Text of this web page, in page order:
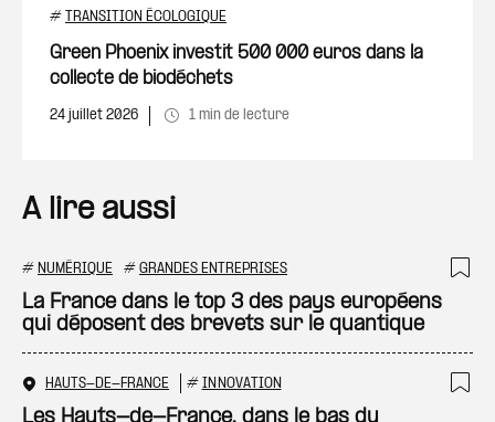
# TRANSITION ÉCOLOGIQUE
Green Phoenix investit 500 000 euros dans la
collecte de biodéchets
24 juillet 2026 1 min de lecture
A lire aussi
# NUMÉRIQUE # GRANDES ENTREPRISES
La France dans le top 3 des pays européens
qui déposent des brevets sur le quantique
HAUTS-DE-FRANCE # INNOVATION